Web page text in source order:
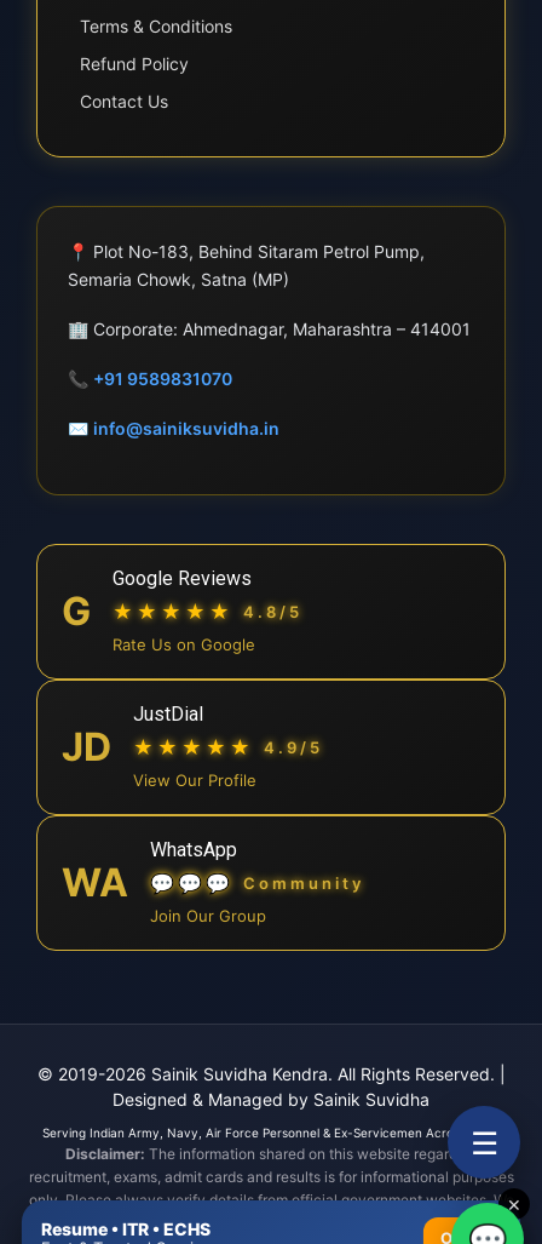
Terms & Conditions
Refund Policy
Contact Us
📍 Plot No-183, Behind Sitaram Petrol Pump,
Semaria Chowk, Satna (MP)
🏢 Corporate: Ahmednagar, Maharashtra – 414001
📞 +91 9589831070
✉ info@sainiksuvidha.in
G
Google Reviews
★★★★★
4.8/5
Rate Us on Google
JD
JustDial
★★★★★
4.9/5
View Our Profile
WA
WhatsApp
💬💬💬 Community
Join Our Group
© 2019-2026 Sainik Suvidha Kendra. All Rights Reserved.
Designed & Managed by Sainik Suvidha
Serving Indian Army, Navy, Air Force Personnel & Ex-Servicemen Across India.
Disclaimer: The information shared on this website regarding
recruitment, exams, admit cards and results is for informational purposes
only. Please always verify details from official government websites. We
are not responsible for any errors or consequences arising from reliance
Resume • ITR • ECHS OPEN
✕
☰